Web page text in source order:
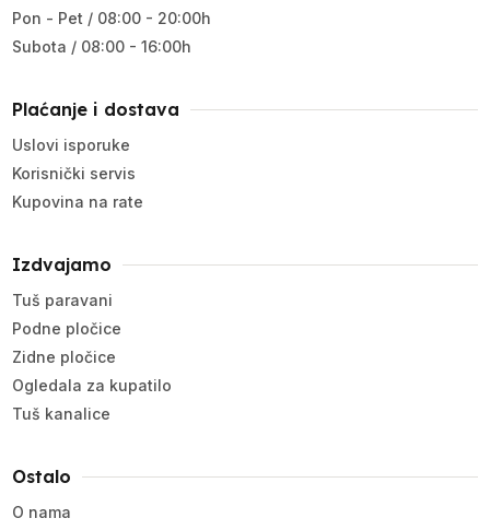
Pon - Pet / 08:00 - 20:00h
Subota / 08:00 - 16:00h
Plaćanje i dostava
Uslovi isporuke
Korisnički servis
Kupovina na rate
Izdvajamo
Tuš paravani
Podne pločice
Zidne pločice
Ogledala za kupatilo
Tuš kanalice
Ostalo
O nama